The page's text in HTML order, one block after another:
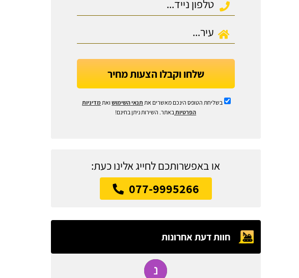
שלחו וקבלו הצעות מחיר
בשליחת הטופס הינכם מאשרים את תנאי השימושואתמדיניות
הפרטיותבאתר. השירות ניתן בחינם!
או באפשרותכם לחייג אלינו כעת:
077-9995266
חוות דעת אחרונות